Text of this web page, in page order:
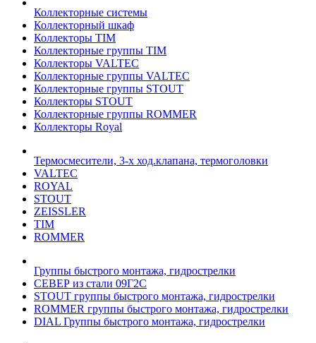
Коллекторные системы
Коллекторный шкаф
Коллекторы TIM
Коллекторные группы TIM
Коллекторы VALTEC
Коллекторные группы VALTEC
Коллекторные группы STOUT
Коллекторы STOUT
Коллекторные группы ROMMER
Коллекторы Royal
Термосмесители, 3-х ход.клапана, термоголовки
VALTEC
ROYAL
STOUT
ZEISSLER
TIM
ROMMER
Группы быстрого монтажа, гидрострелки
СЕВЕР из стали 09Г2С
STOUT группы быстрого монтажа, гидрострелки
ROMMER группы быстрого монтажа, гидрострелки
DIAL Группы быстрого монтажа, гидрострелки